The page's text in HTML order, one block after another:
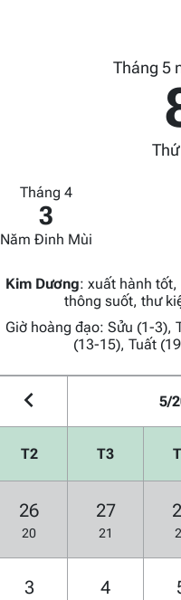
Tháng 5
Tháng 4
3
Năm Đinh Mùi
Kim Dương: xuất hành tốt,
thông suốt, thư
Giờ hoàng đạo: Sửu (1-3),
(13-15), Tuất
5/
T2 T3
26
20
27
21
3 4